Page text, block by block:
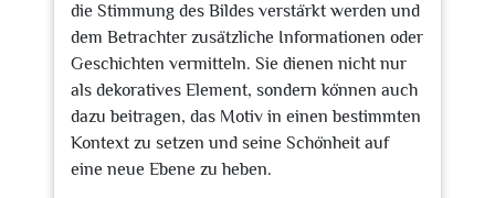
die Stimmung des Bildes verstärkt werden und
dem Betrachter zusätzliche Informationen oder
Geschichten vermitteln. Sie dienen nicht nur
als dekoratives Element, sondern können auch
dazu beitragen, das Motiv in einen bestimmten
Kontext zu setzen und seine Schönheit auf
eine neue Ebene zu heben.